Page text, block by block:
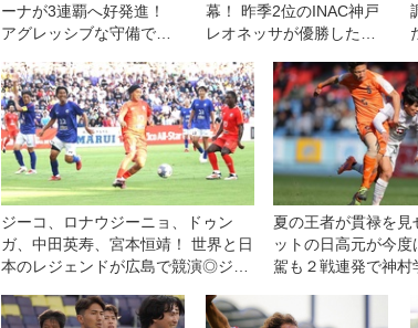
ーナが3連覇へ好発進！
アグレッシブな守備でリ
戸を下す◎WEリーグクラ
シエカップ
幕！ 昨季2位のINAC神戸
レオネッサが優勝した日
レーザを下して白星発進
ジーコ、ロナウジーニョ、ドゥン
ガ、中田英寿、宮本恒靖！ 世界と日
本のレジェンドが広島で競演◎ジー
夏の王者が貫禄を
ットの日高元が今度
駕も２戦連発で神村